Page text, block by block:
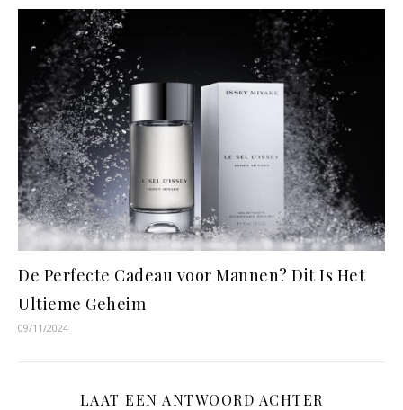
De Perfecte Cadeau voor Mannen? Dit Is Het
Ultieme Geheim
09/11/2024
LAAT EEN ANTWOORD ACHTER